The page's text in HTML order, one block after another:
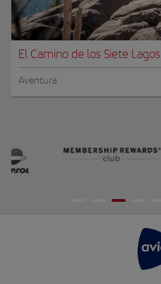
El Camino de los Siete Lagos
Aventura